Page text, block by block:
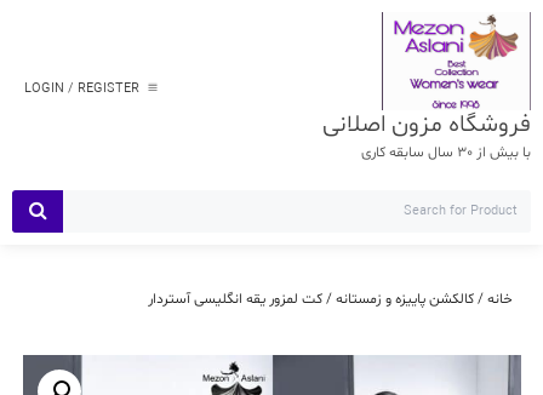
Skip
content
فروشگاه مزون اصلانی
با بیش از 30 سال سابقه کاری
LOGIN / REGISTER
خانه/کالکشن پاییزه و زمستانه/ کت لمزور یقه انگلیسی آستردار